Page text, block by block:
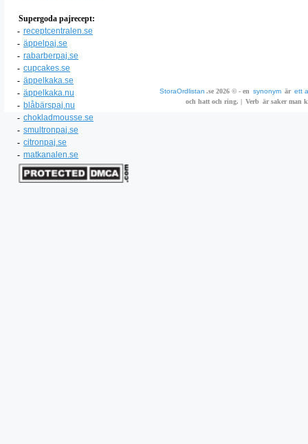
Supergoda pajrecept:
- receptcentralen.se
- äppelpaj.se
- rabarberpaj.se
- cupcakes.se
- äppelkaka.se
- äppelkaka.nu
- blåbärspaj.nu
- chokladmousse.se
- smultronpaj.se
- citronpaj.se
- matkanalen.se
StoraOrdlistan .se 2026 © - en synonym är ett
och hatt och ring. | Verb är saker man